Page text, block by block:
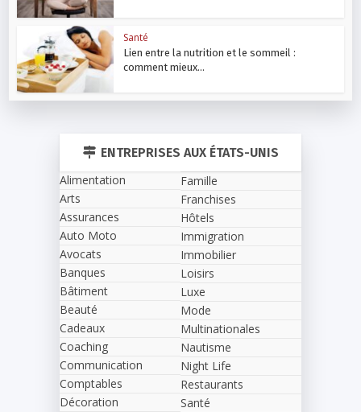
Santé
Lien entre la nutrition et le sommeil :
comment mieux...
ENTREPRISES AUX ÉTATS-UNIS
Alimentation
Arts
Assurances
Auto Moto
Avocats
Banques
Bâtiment
Beauté
Cadeaux
Coaching
Communication
Comptables
Décoration
Famille
Franchises
Hôtels
Immigration
Immobilier
Loisirs
Luxe
Mode
Multinationales
Nautisme
Night Life
Restaurants
Santé